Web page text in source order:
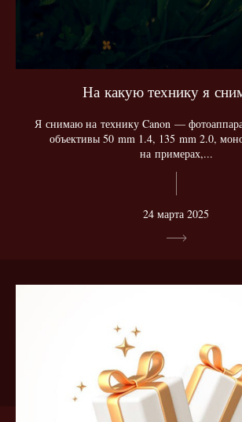
На какую технику я
Я снимаю на технику Canon —
объективы 50 mm 1.4, 135 mm 2.0,
на примерах,...
24 марта 2025